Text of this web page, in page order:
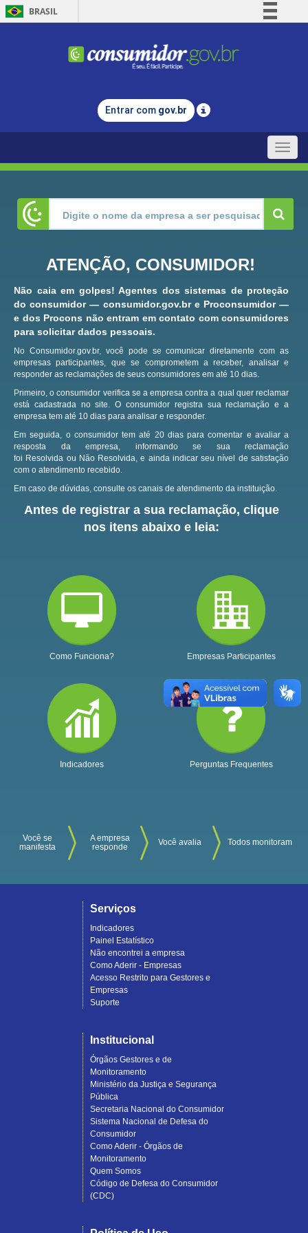
BRASIL
Comunica BR
Legislação
Entrar com gov.br
Toggle
ATENÇÃO, CONSUMIDOR!
Não caia em golpes! Agentes dos sistemas de proteção
do consumidor — consumidor.gov.br e Proconsumidor —
e dos Procons não entram em contato com consumidores
para solicitar dados pessoais.
No Consumidor.gov.br, você pode se comunicar diretamente com as
empresas participantes, que se comprometem a receber, analisar e
responder as reclamações de seus consumidores em até 10 dias.
Primeiro, o consumidor verifica se a empresa contra a qual quer reclamar
está cadastrada no site.O consumidor registra sua reclamação e a
empresa tem até 10 dias para analisar e responder.
Em seguida, o consumidor tem até 20 dias para comentar e avaliar a
resposta da empresa, informando se sua reclamação
foi Resolvida ou Não Resolvida, e ainda indicar seu nível de satisfação
com o atendimento recebido.
Em caso de dúvidas, consulte os canais de atendimento da instituição.
Antes de registrar a sua reclamação, clique
nos itens abaixo e leia:
Como Funciona? Empresas Participantes
Indicadores Perguntas Frequentes
Você se
manifesta
A empresa
responde
Você avalia Todos monitoram
Serviços
Indicadores
Painel Estatístico
Não encontrei a empresa
Como Aderir - Empresas
Acesso Restrito para Gestores e
Empresas
Suporte
Institucional
Órgãos Gestores e de
Monitoramento
Ministério da Justiça e Segurança
Pública
Secretaria Nacional do Consumidor
Sistema Nacional de Defesa do
Consumidor
Como Aderir - Órgãos de
Monitoramento
Quem Somos
Código de Defesa do Consumidor
(CDC)